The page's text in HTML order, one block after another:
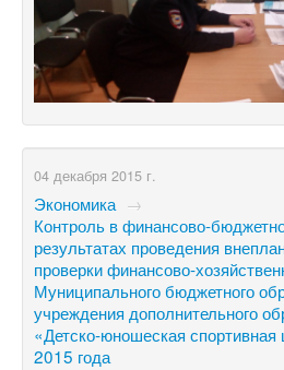
04 декабря 2015 г.
Экономика →
Контроль в финансово-
результатах проведения
проверки финансово-
Муниципального бюджетного
учреждения дополнительного
«Детско-юношеская
2015 года